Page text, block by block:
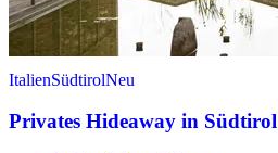
ItalienSüdtirolNeu
Privates Hideaway in Südtirol